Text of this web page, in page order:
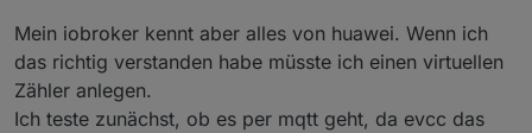
Mein iobroker kennt aber alles von huawei. Wenn ich
das richtig verstanden habe müsste ich einen virtuellen
Zähler anlegen.
Ich teste zunächst, ob es per mqtt geht, da evcc das